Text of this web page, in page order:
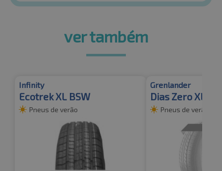
ver também
Infinity
Ecotrek XL BSW
Pneus de verão
Grenlander
Dias Zero XL
Pneus de verão